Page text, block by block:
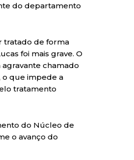
do departamento
tratado de forma
foi mais grave. O
chamado
o que impede a
tratamento
do Núcleo de
o avanço do